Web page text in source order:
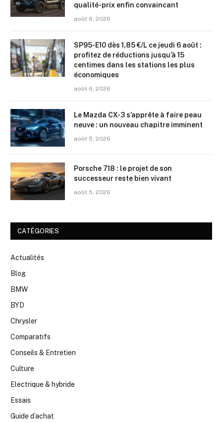
qualité-prix enfin convaincant
août 6, 2026
SP95-E10 dès 1,85 €/L ce jeudi 6 août :
profitez de réductions jusqu’à 15
centimes dans les stations les plus
économiques
août 6, 2026
Le Mazda CX-3 s’apprête à faire peau
neuve : un nouveau chapitre imminent
août 5, 2026
Porsche 718 : le projet de son
successeur reste bien vivant
août 5, 2026
CATÉGORIES
Actualités
Blog
BMW
BYD
Chrysler
Comparatifs
Conseils & Entretien
Culture
Electrique & hybride
Essais
Guide d’achat